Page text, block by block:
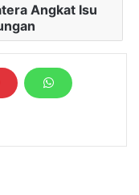
Angkat Isu